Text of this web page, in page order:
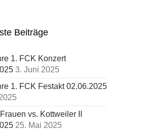
Beiträge
1. FCK Konzert
3. Juni 2025
1. FCK Festakt 02.06.2025
vs. Kottweiler II
25. Mai 2025